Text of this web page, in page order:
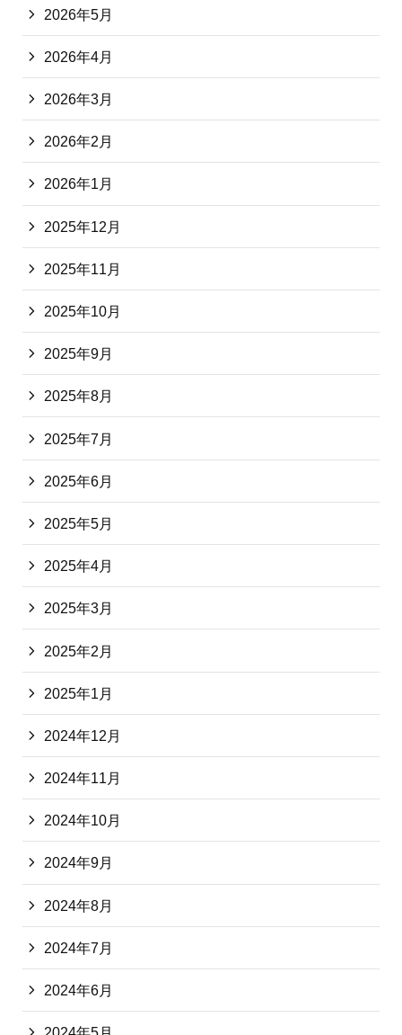
2026年5月
2026年4月
2026年3月
2026年2月
2026年1月
2025年12月
2025年11月
2025年10月
2025年9月
2025年8月
2025年7月
2025年6月
2025年5月
2025年4月
2025年3月
2025年2月
2025年1月
2024年12月
2024年11月
2024年10月
2024年9月
2024年8月
2024年7月
2024年6月